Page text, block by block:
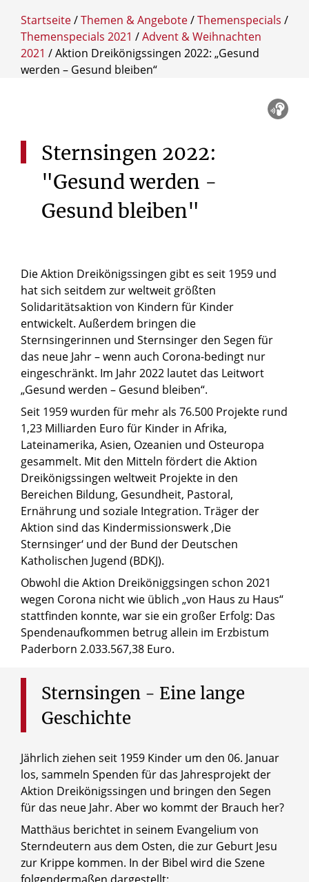
Startseite/Themen & Angebote/Themenspecials /
Themenspecials 2021 /Advent & Weihnachten
2021 /Aktion Dreikönigssingen 2022: „Gesund
werden – Gesund bleiben“
Sternsingen 2022:
"Gesundwerden -
Gesundbleiben"
Die Aktion Dreikönigssingen gibt es seit 1959 und
hat sich seitdem zur weltweit größten
Solidaritätsaktion von Kindern für Kinder
entwickelt. Außerdem bringen die
Sternsingerinnen und Sternsinger den Segen für
das neue Jahr – wenn auch Corona-bedingt nur
eingeschränkt. Im Jahr 2022 lautet das Leitwort
„Gesund werden – Gesund bleiben“.
Seit 1959 wurden für mehr als 76.500 Projekte rund
1,23 Milliarden Euro für Kinder in Afrika,
Lateinamerika, Asien, Ozeanien und Osteuropa
gesammelt. Mit den Mitteln fördert die Aktion
Dreikönigssingen weltweit Projekte in den
Bereichen Bildung, Gesundheit, Pastoral,
Ernährung und soziale Integration. Träger der
Aktion sind das Kindermissionswerk ‚Die
Sternsinger‘ und der Bund der Deutschen
Katholischen Jugend (BDKJ).
Obwohl die Aktion Dreiköniggsingen schon 2021
wegen Corona nicht wie üblich „von Haus zu Haus“
stattfinden konnte, war sie ein großer Erfolg: Das
Spendenaufkommen betrug allein im Erzbistum
Paderborn 2.033.567,38 Euro.
Sternsingen - Eine lange
Geschichte
Jährlich ziehen seit 1959 Kinder um den 06. Januar
los, sammeln Spenden für das Jahresprojekt der
Aktion Dreikönigssingen und bringen den Segen
für das neue Jahr. Aber wo kommt der Brauch her?
Matthäus berichtet in seinem Evangelium von
Sterndeutern aus dem Osten, die zur Geburt Jesu
zur Krippe kommen. In der Bibel wird die Szene